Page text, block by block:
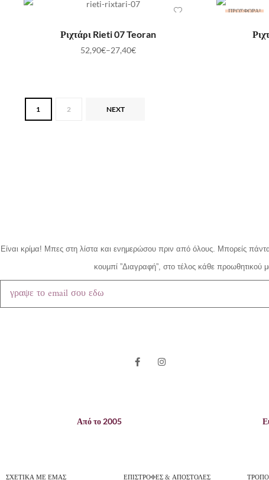
ΕΠΙΛΟΓΉ
Ριχτάρι Rieti 07 Teoran
27,40€
–
52,90€
ΠΡΟΣΦΟΡΆ!
1 2 NEXT
Είναι κρίμα! Μπες στη λίστα και ενημερώσου πριν από όλους. Μπορείς
κουμπί ”Διαγραφή”, στο τέλος κάθε προωθητικού
Από το 2005
ΣΧΕΤΙΚΑ ΜΕ ΕΜΑΣ ΕΠΙΣΤΡΟΦΕΣ & ΑΠΟΣΤΟΛΕΣ